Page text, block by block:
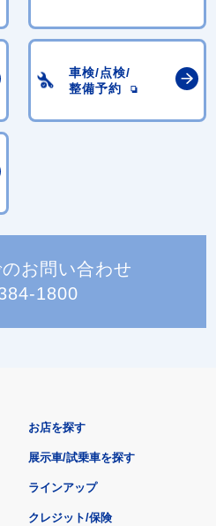
車検/点検/
整備予約
お問い合わせ
1800
お店を探す
展示車/試乗車を探す
ラインアップ
クレジット/保険